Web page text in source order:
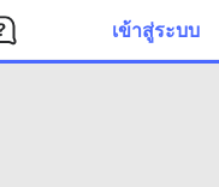
เข้าสู่ระบบ